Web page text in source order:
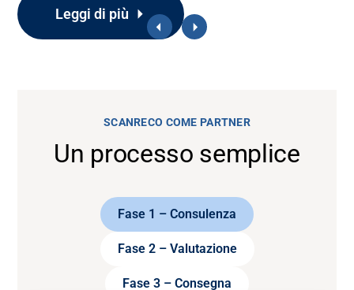
Leggi di più
SCANRECO COME PARTNER
Un processo semplice
Fase 1 – Consulenza
Fase 2 – Valutazione
Fase 3 – Consegna